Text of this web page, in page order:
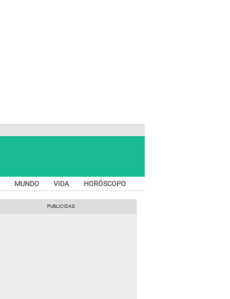
MUNDO VIDA HORÓSCOPO